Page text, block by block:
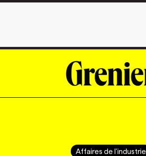
Affaires de l'industrie